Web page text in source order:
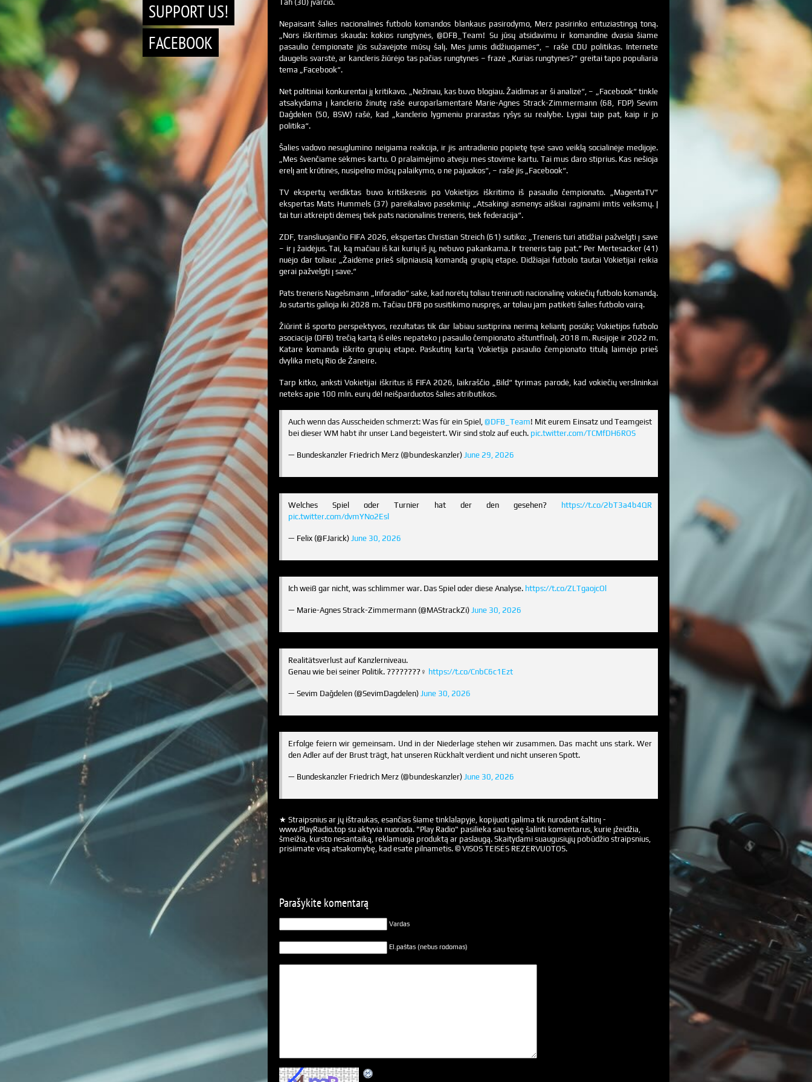
SUPPORT US!
FACEBOOK
Tah (30) įvarčio.
Nepaisant šalies nacionalinės futbolo komandos blankaus pasirodymo, Merz pasirinko entuziastingą toną.
„Nors iškritimas skauda: kokios rungtynės, @DFB_Team! Su jūsų atsidavimu ir komandine dvasia šiame
pasaulio čempionate jūs sužavėjote mūsų šalį. Mes jumis didžiuojamės“, – rašė CDU politikas. Internete
daugelis svarstė, ar kancleris žiūrėjo tas pačias rungtynes ​​– frazė „Kurias rungtynes?“ greitai tapo populiaria
tema „Facebook“.
Net politiniai konkurentai jį kritikavo. „Nežinau, kas buvo blogiau. Žaidimas ar ši analizė“, – „Facebook“ tinkle
atsakydama į kanclerio žinutę rašė europarlamentarė Marie-Agnes Strack-Zimmermann (68, FDP) Sevim
Dağdelen (50, BSW) rašė, kad „kanclerio lygmeniu prarastas ryšys su realybe. Lygiai taip pat, kaip ir jo
politika“.
Šalies vadovo nesuglumino neigiama reakcija, ir jis antradienio popietę tęsė savo veiklą socialinėje medijoje.
„Mes švenčiame sėkmes kartu. O pralaimėjimo atveju mes stovime kartu. Tai mus daro stiprius. Kas nešioja
erelį ant krūtinės, nusipelno mūsų palaikymo, o ne pajuokos“, – rašė jis „Facebook“.
TV ekspertų verdiktas buvo kritiškesnis po Vokietijos iškritimo iš pasaulio čempionato. „MagentaTV“
ekspertas Mats Hummels (37) pareikalavo pasekmių: „Atsakingi asmenys aiškiai raginami imtis veiksmų. Į
tai turi atkreipti dėmesį tiek pats nacionalinis treneris, tiek federacija“.
ZDF, transliuojančio FIFA 2026, ekspertas Christian Streich (61) sutiko: „Treneris turi atidžiai pažvelgti į save
– ir į žaidėjus. Tai, ką mačiau iš kai kurių iš jų, nebuvo pakankama. Ir treneris taip pat.“ Per Mertesacker (41)
nuėjo dar toliau: „Žaidėme prieš silpniausią komandą grupių etape. Didžiajai futbolo tautai Vokietijai reikia
gerai pažvelgti į save.“
Pats treneris Nagelsmann „Inforadio“ sakė, kad norėtų toliau treniruoti nacionalinę vokiečių futbolo komandą.
Jo sutartis galioja iki 2028 m. Tačiau DFB po susitikimo nuspręs, ar toliau jam patikėti šalies futbolo vairą.
Žiūrint iš sporto perspektyvos, rezultatas tik dar labiau sustiprina nerimą keliantį posūkį: Vokietijos futbolo
asociacija (DFB) trečią kartą iš eilės nepateko į pasaulio čempionato aštuntfinalį. 2018 m. Rusijoje ir 2022 m.
Katare komanda iškrito grupių etape. Paskutinį kartą Vokietija pasaulio čempionato titulą laimėjo prieš
dvylika metų Rio de Žaneire.
Tarp kitko, anksti Vokietijai iškritus iš FIFA 2026, laikraščio „Bild“ tyrimas parodė, kad vokiečių verslininkai
neteks apie 100 mln. eurų dėl neišparduotos šalies atributikos.
Auch wenn das Ausscheiden schmerzt: Was für ein Spiel, @DFB_Team! Mit eurem Einsatz und Teamgeist
bei dieser WM habt ihr unser Land begeistert. Wir sind stolz auf euch. pic.twitter.com/TCMfDH6ROS
— Bundeskanzler Friedrich Merz (@bundeskanzler) June 29, 2026
Welches Spiel oder Turnier hat der den gesehen?
https://t.co/2bT3a4b4QR
pic.twitter.com/dvmYNo2Esl
— Felix (@FJarick) June 30, 2026
Ich weiß gar nicht, was schlimmer war. Das Spiel oder diese Analyse. https://t.co/ZLTgaojcOl
— Marie-Agnes Strack-Zimmermann (@MAStrackZi) June 30, 2026
Realitätsverlust auf Kanzlerniveau.
Genau wie bei seiner Politik. ????????‍♀️ https://t.co/CnbC6c1Ezt
— Sevim Dağdelen (@SevimDagdelen) June 30, 2026
Erfolge feiern wir gemeinsam. Und in der Niederlage stehen wir zusammen. Das macht uns stark. Wer
den Adler auf der Brust trägt, hat unseren Rückhalt verdient und nicht unseren Spott.
— Bundeskanzler Friedrich Merz (@bundeskanzler) June 30, 2026
★ Straipsnius ar jų ištraukas, esančias šiame tinklalapyje, kopijuoti galima tik nurodant šaltinį -
www.PlayRadio.top su aktyvia nuoroda. "Play Radio" pasilieka sau teisę šalinti komentarus, kurie įžeidžia,
šmeižia, kursto nesantaiką, reklamuoja produktą ar paslaugą. Skaitydami suaugusiųjų pobūdžio straipsnius,
prisiimate visą atsakomybę, kad esate pilnametis. © VISOS TEISĖS REZERVUOTOS.
Parašykite komentarą
Vardas
El.paštas (nebus rodomas)